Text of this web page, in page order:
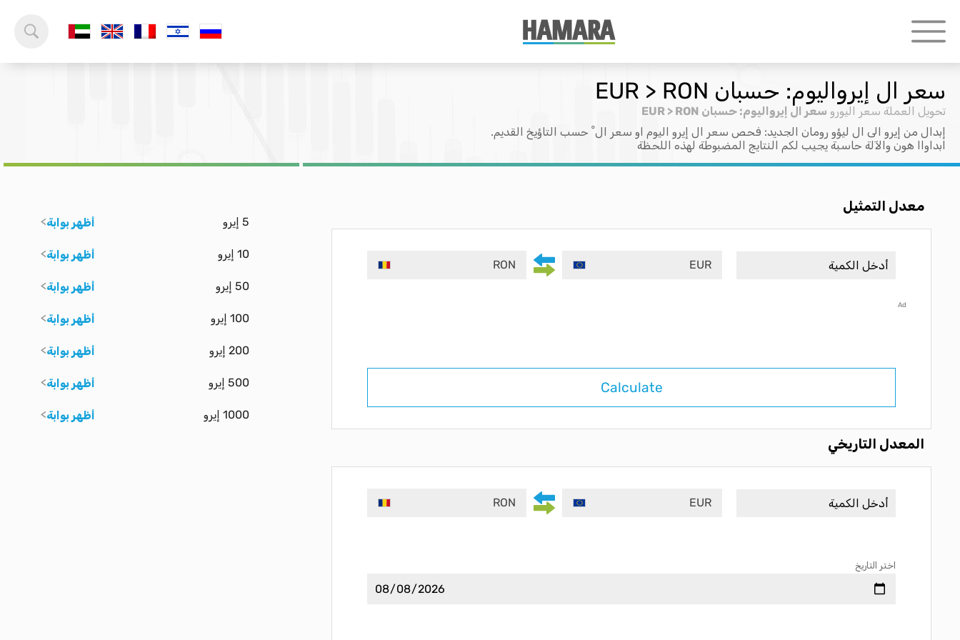
سعر ال إيرواليوم: حسبان EUR > RON
تحويل العملة سعر اليورو سعر ال إيرواليوم: حسبان EUR > RON
إبدال من إيرو الى ال ليؤو رومان الجديد: فحص سعر ال إيرو اليوم او سعر ال ْ حسب التاؤيخ القديم.
ابداواا هون والآلة حاسبة يجيب لكم النتايج المضبوطة لهذه اللحظة
معدل التمثيل
EUR
RON
Ad
Calculate
المعدل التاريخي
EUR
RON
اختر التاريخ
5 إيرو أظهر بوابة
10 إيرو أظهر بوابة
50 إيرو أظهر بوابة
100 إيرو أظهر بوابة
200 إيرو أظهر بوابة
500 إيرو أظهر بوابة
1000 إيرو أظهر بوابة